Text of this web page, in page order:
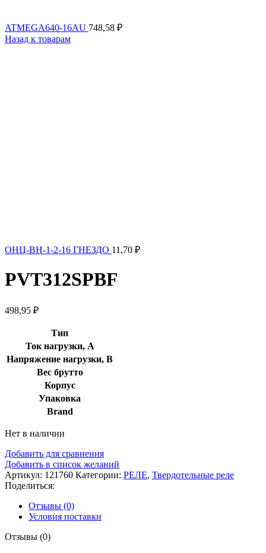
ATMEGA640-16AU 748,58 ₽
Назад к товарам
ОНЦ-ВН-1-2-16 ГНЕЗДО 11,70 ₽
PVT312SPBF
498,95 ₽
Тип
Ток нагрузки, А
Напряжение нагрузки, В
Вес брутто
Корпус
Упаковка
Brand
Нет в наличии
Добавить для сравнения
Добавить в список желаний
Артикул: 121760 Категории: РЕЛЕ, Твердотельные реле
Поделиться:
Отзывы (0)
Условия поставки
Отзывы (0)